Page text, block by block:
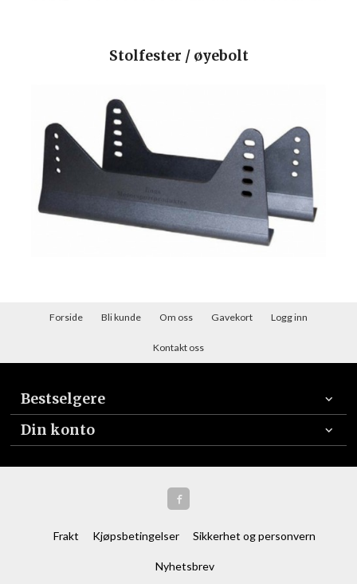
Stolfester / øyebolt
Forside Bli kunde Om oss Gavekort Logg inn
Kontakt oss
Bestselgere
Din konto
Frakt Kjøpsbetingelser Sikkerhet og personvern
Nyhetsbrev